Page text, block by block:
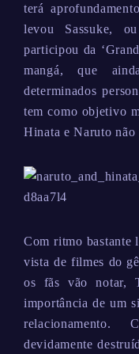
terá
levou Sassuke,
participou da
mangá, que
determinados
tem como objetivo
Hinata e Naruto
Com ritmo bastante
vista de filmes do
os fãs vão notar,
importância de um
relacionamento.
devidamente